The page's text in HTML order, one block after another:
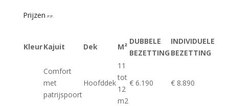
Prijzen P.P.
KleurKajuit Dek M²
DUBBELE
BEZETTING
INDIVIDUELE
BEZETTING
Comfort
met
patrijspoort
Hoofddek
11
tot
12
m2
€ 6.190 € 8.890